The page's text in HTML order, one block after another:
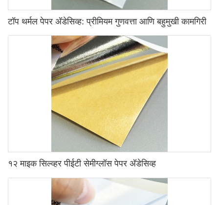
टॉप थर्मल पेपर अ‍ॅडेसिव्ह: प्रीमियम गुणवत्ता आणि बहुमुखी कामगिरी
१२ माइक सिल्व्हर पीईटी सेमीग्लॉस पेपर अ‍ॅडेसिव्ह